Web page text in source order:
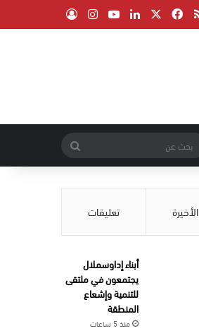
ملخص الموقع RSS
فيسبوك لينكدإن ‫YouTube
انستقرام
عن
الأخيرة تعليقات
أبناء إداوسملال
يجتمعون في ملتقى
للتنمية وإشعاع
المنطقة
منذ 5 ساعات